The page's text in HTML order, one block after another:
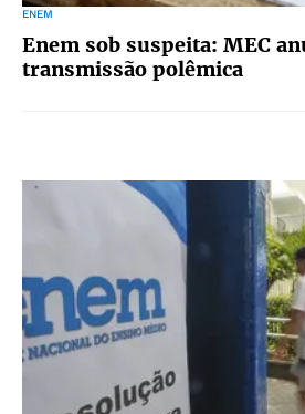
ENEM
Enem sob suspeita: MEC
transmissão polêmica